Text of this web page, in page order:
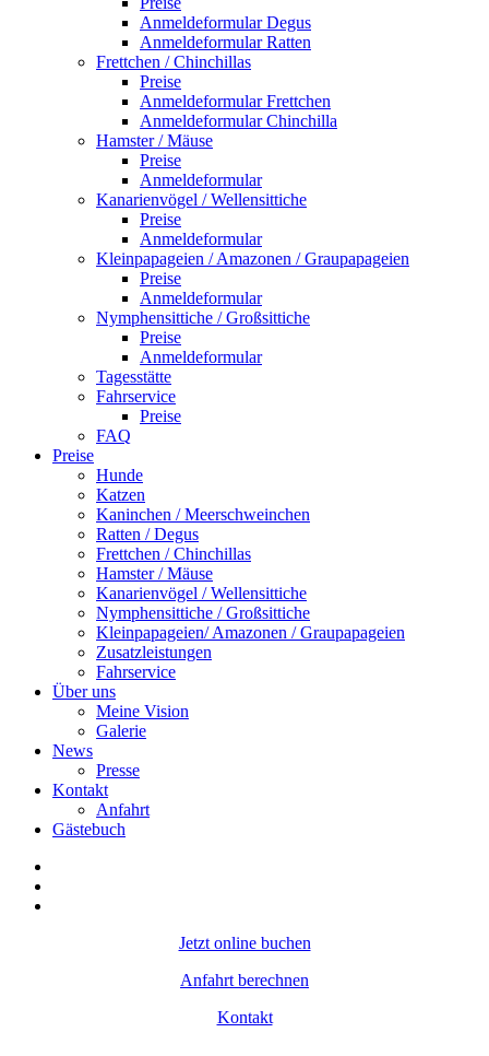
Anmeldeformular Degus
Anmeldeformular Ratten
Frettchen / Chinchillas
Preise
Anmeldeformular Frettchen
Anmeldeformular Chinchilla
Hamster / Mäuse
Preise
Anmeldeformular
Kanarienvögel / Wellensittiche
Preise
Anmeldeformular
Kleinpapageien / Amazonen / Graupapageien
Preise
Anmeldeformular
Nymphensittiche / Großsittiche
Preise
Anmeldeformular
Tagesstätte
Fahrservice
Preise
FAQ
Preise
Hunde
Katzen
Kaninchen / Meerschweinchen
Ratten / Degus
Frettchen / Chinchillas
Hamster / Mäuse
Kanarienvögel / Wellensittiche
Nymphensittiche / Großsittiche
Kleinpapageien/ Amazonen / Graupapageien
Zusatzleistungen
Fahrservice
Über uns
Meine Vision
Galerie
News
Presse
Kontakt
Anfahrt
Gästebuch
Jetzt online buchen
Anfahrt berechnen
Kontakt